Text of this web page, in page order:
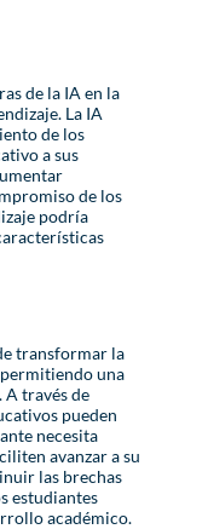
de la IA en la
La IA
de los
a sus
de los
podría
transformar la
permitiendo una
A través de
pueden
necesita
avanzar a su
las brechas
estudiantes
académico.